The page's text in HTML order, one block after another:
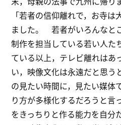
「若者の信仰離れで，お寺
ました。 若者がいろんなと
制作を担当している若い人た
ている以上，テレビ離れはあ
い，映像文化は永遠だと思う
の見たい時間に，見たい媒体
り方が多様化するだろうと
をきっちりと作る能力を自分